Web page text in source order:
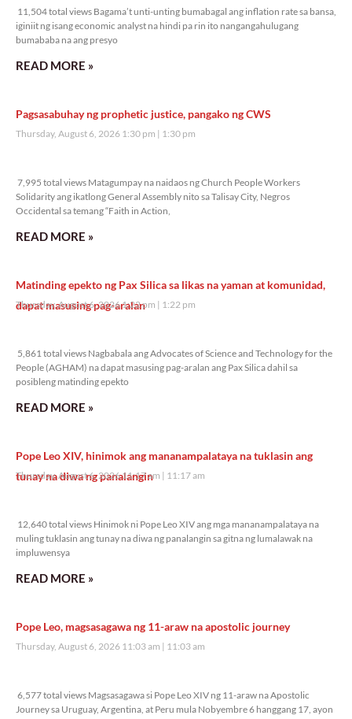
11,504 total views Bagama’t unti-unting bumabagal ang inflation rate sa bansa,
iginiit ng isang economic analyst na hindi pa rin ito nangangahulugang
bumababa na ang presyo
READ MORE »
Pagsasabuhay ng prophetic justice, pangako ng CWS
Thursday, August 6, 2026 1:30 pm 1:30 pm
7,995 total views Matagumpay na naidaos ng Church People Workers
Solidarity ang ikatlong General Assembly nito sa Talisay City, Negros
Occidental sa temang “Faith in Action,
READ MORE »
Matinding epekto ng Pax Silica sa likas na yaman at komunidad,
dapat masusing pag-aralan
Thursday, August 6, 2026 1:22 pm 1:22 pm
5,861 total views Nagbabala ang Advocates of Science and Technology for the
People (AGHAM) na dapat masusing pag-aralan ang Pax Silica dahil sa
posibleng matinding epekto
READ MORE »
Pope Leo XIV, hinimok ang mananampalataya na tuklasin ang
tunay na diwa ng panalangin
Thursday, August 6, 2026 11:17 am 11:17 am
12,640 total views Hinimok ni Pope Leo XIV ang mga mananampalataya na
muling tuklasin ang tunay na diwa ng panalangin sa gitna ng lumalawak na
impluwensya
READ MORE »
Pope Leo, magsasagawa ng 11-araw na apostolic journey
Thursday, August 6, 2026 11:03 am 11:03 am
6,577 total views Magsasagawa si Pope Leo XIV ng 11-araw na Apostolic
Journey sa Uruguay, Argentina, at Peru mula Nobyembre 6 hanggang 17, ayon